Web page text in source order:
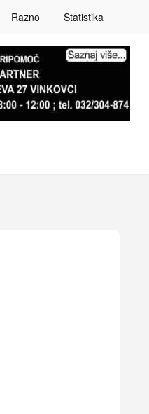
Razno Statistika